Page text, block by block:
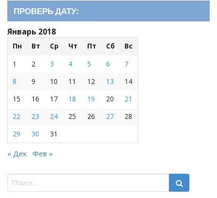
ПРОВЕРЬ ДАТУ:
Январь 2018
Пн Вт Ср Чт Пт Сб
Вс
1
2 3 4 5 6
7
8
9 10 11 12 13
14
15
16 17 18 19 20
21
22
23 24 25 26 27
28
29
30 31
« Дек Фев »